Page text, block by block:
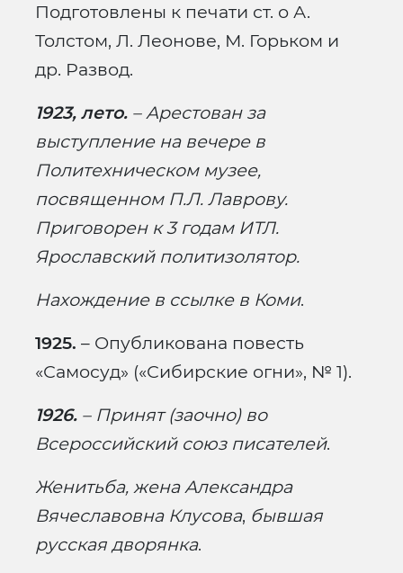
Подготовлены к печати ст. о А.
Толстом, Л. Леонове, М. Горьком и
др. Развод.
1923, лето. – Арестован за
выступление на вечере в
Политехническом музее,
посвященном П.Л. Лаврову.
Приговорен к 3 годам ИТЛ.
Ярославский политизолятор.
Нахождение в ссылке в Коми.
1925. – Опубликована повесть
«Самосуд» («Сибирские огни», № 1).
1926. – Принят (заочно) во
Всероссийский союз писателей.
Женитьба, жена Александра
Вячеславовна Клусова, бывшая
русская дворянка.